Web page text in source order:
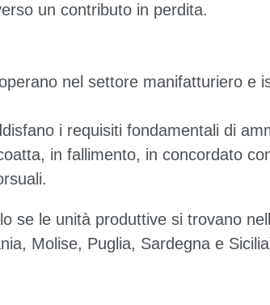
un contributo in perdita.
nel settore manifatturiero e
i requisiti fondamentali di
in fallimento, in concordato
se le unità produttive si trovano
Molise, Puglia, Sardegna e